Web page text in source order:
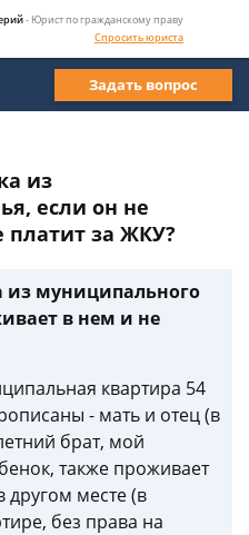
- Юрист по гражданскому праву
Спросить юриста
Задать вопрос
из
если он не
за ЖКУ?
из муниципального
в нем и не
квартира 54
- мать и отец (в
брат, мой
также проживает
другом месте (в
без права на